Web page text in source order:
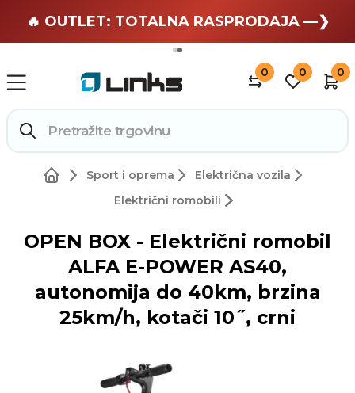
🏄 Zaslužuješ odmor —❯
🔥 OUTLET: TOTALNA RASPRODAJA —❯
0 0 0
Sport i oprema
Električna vozila
Električni romobili
OPEN BOX - Električni romobil
ALFA E-POWER AS40,
autonomija do 40km, brzina
25km/h, kotači 10˝, crni